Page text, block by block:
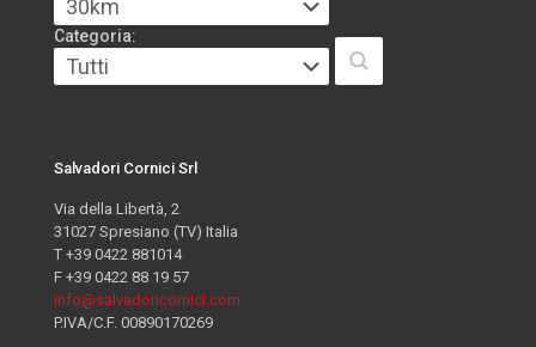
Categoria:
Salvadori Cornici Srl
Via della Libertà, 2
31027 Spresiano (TV) Italia
T +39 0422 881014
F +39 0422 88 19 57
info@salvadoricornici.com
P.IVA/C.F. 00890170269